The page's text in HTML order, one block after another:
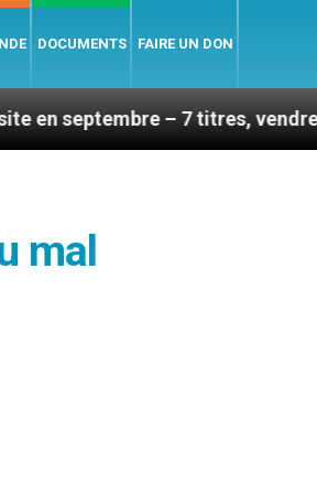
DOCUMENTS FAIRE UN DON
– 7 titres, vendredi 7 août 2026
mal